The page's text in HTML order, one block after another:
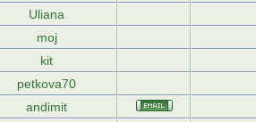
Uliana
moj
kit
petkova70
andimit